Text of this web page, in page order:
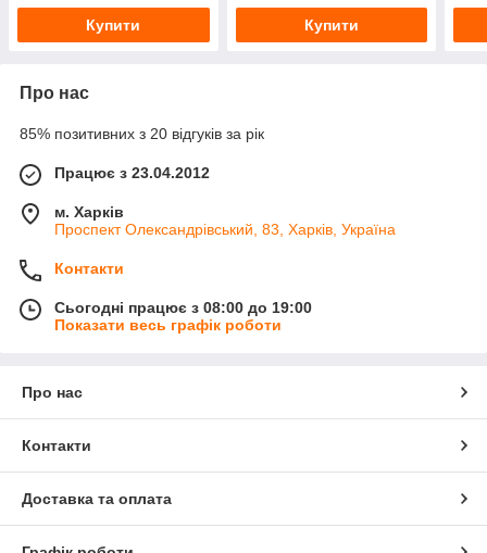
Купити Купити
Про нас
85% позитивних з 20 відгуків за рік
Працює з 23.04.2012
м. Харків
Проспект Олександрівський, 83, Харків, Україна
Контакти
Сьогодні працює з 08:00 до 19:00
Показати весь графік роботи
Про нас
Контакти
Доставка та оплата